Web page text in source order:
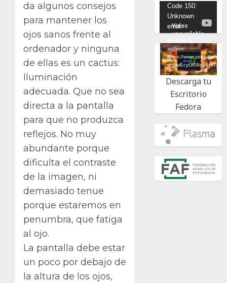
da algunos consejos
para mantener los
ojos sanos frente al
ordenador y ninguna
de ellas es un cactus:
Iluminación
adecuada. Que no sea
directa a la pantalla
para que no produzca
reflejos. No muy
abundante porque
dificulta el contraste
de la imagen, ni
demasiado tenue
porque estaremos en
penumbra, que fatiga
al ojo.
La pantalla debe estar
un poco por debajo de
la altura de los ojos,
Reproductor
de
vídeo
Code 150:
Unknown
error.
archivo:
https://
Descarga tu
Escritorio
Fedora